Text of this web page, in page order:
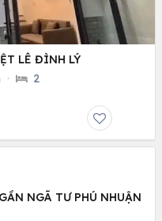
LÊ ĐÌNH LÝ
· 2
NGÃ TƯ PHÚ NHUẬN